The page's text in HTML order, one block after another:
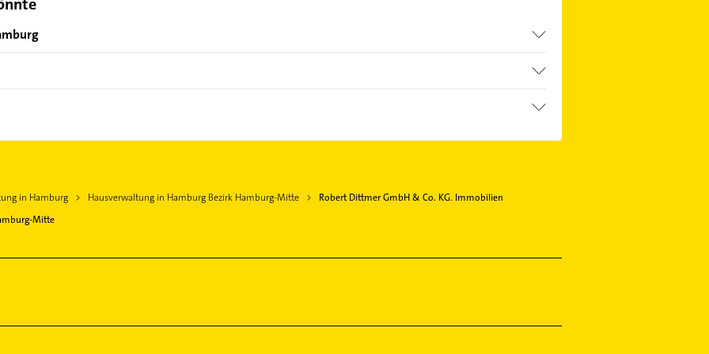
in Hamburg Hausverwaltung in Hamburg Bezirk Hamburg-Mitte
Robert Dittmer GmbH & Co. KG. Immobilien
Mitte